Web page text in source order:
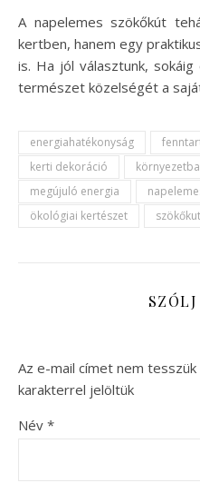
A napelemes szökőkút
kertben, hanem egy
is. Ha jól választunk,
természet közelségét a
energiahatékonyság
kerti dekoráció
megújuló energia
ökológiai kertészet
Az e-mail címet nem tesszük
karakterrel jelöltük
Név *